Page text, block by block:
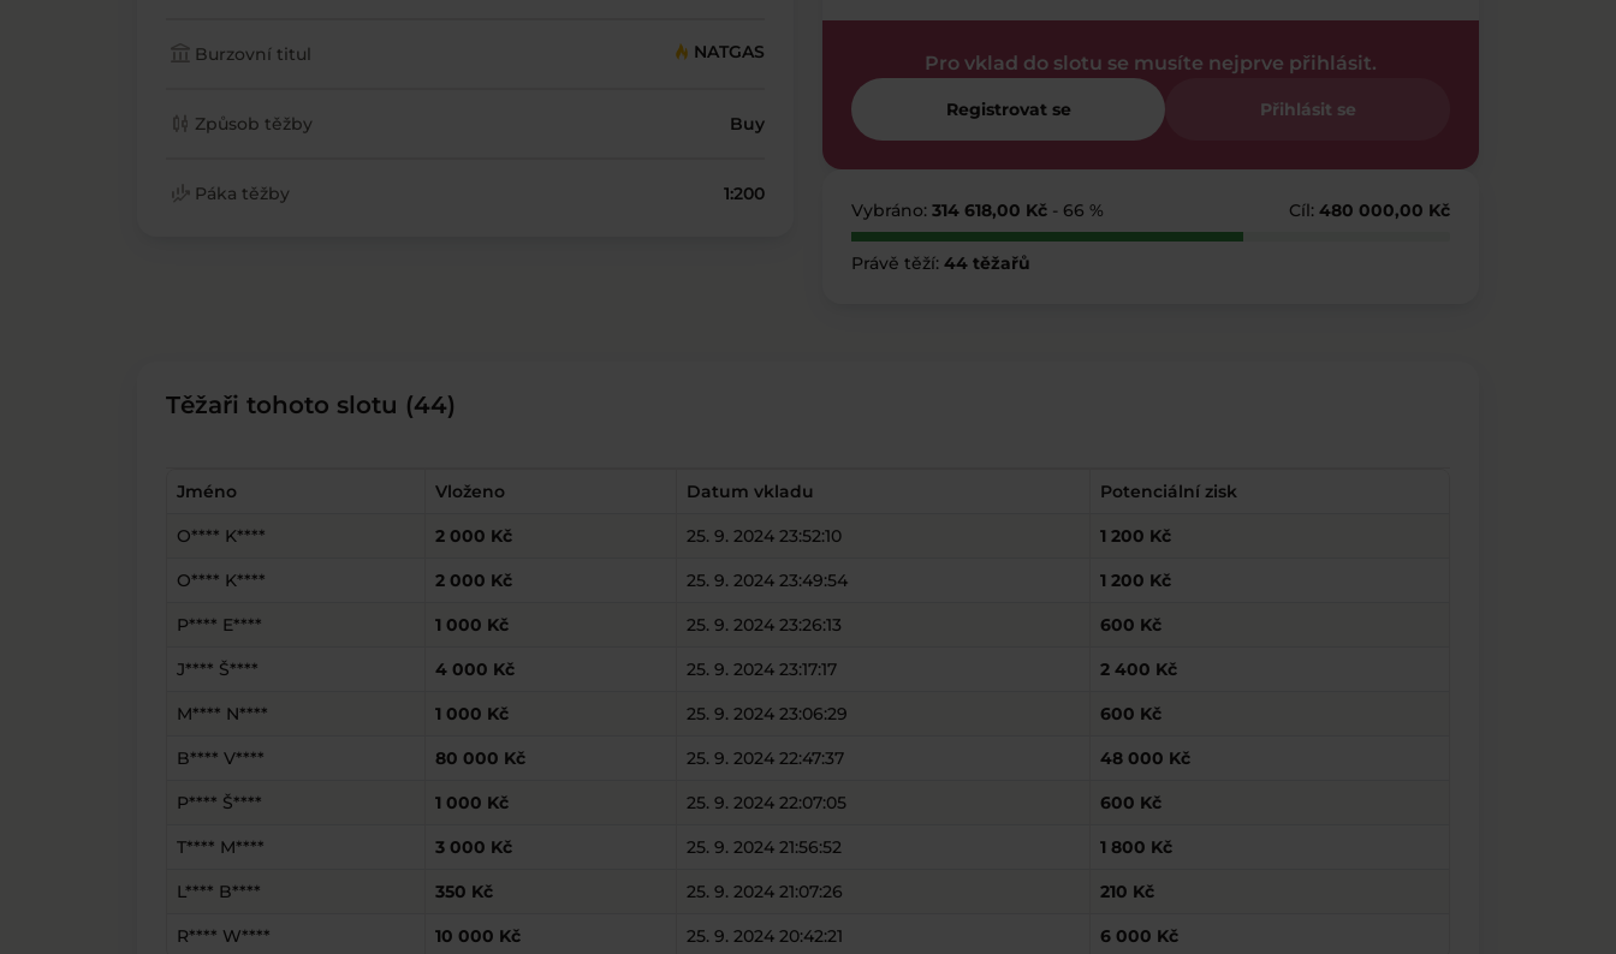
account_balance Burzovní titul NATGAS
candlestick_chart Způsob těžby Buy
finance_mode Páka těžby 1:200
Pro vklad do slotu se musíte nejprve přihlásit.
Registrovat se Přihlásit se
Vybráno: 314 618,00 Kč - 66 % Cíl: 480 000,00 Kč
Právě těží: 44 těžařů
Těžaři tohoto slotu (44)
Jméno Vloženo Datum vkladu Potenciální zisk
O**** K**** 2 000 Kč 25. 9. 2024 23:52:10 1 200 Kč
O**** K**** 2 000 Kč 25. 9. 2024 23:49:54 1 200 Kč
P**** E**** 1 000 Kč 25. 9. 2024 23:26:13 600 Kč
J**** Š**** 4 000 Kč 25. 9. 2024 23:17:17 2 400 Kč
M**** N**** 1 000 Kč 25. 9. 2024 23:06:29 600 Kč
B**** V**** 80 000 Kč 25. 9. 2024 22:47:37 48 000 Kč
P**** Š**** 1 000 Kč 25. 9. 2024 22:07:05 600 Kč
T**** M**** 3 000 Kč 25. 9. 2024 21:56:52 1 800 Kč
L**** B**** 350 Kč 25. 9. 2024 21:07:26 210 Kč
R**** W**** 10 000 Kč 25. 9. 2024 20:42:21 6 000 Kč